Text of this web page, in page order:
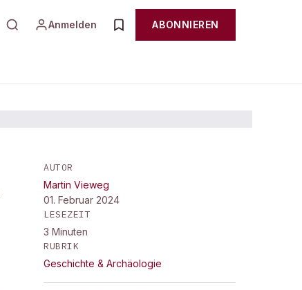
Anmelden ABONNIEREN
AUTOR
Martin Vieweg
01. Februar 2024
LESEZEIT
3 Minuten
RUBRIK
Geschichte & Archäologie